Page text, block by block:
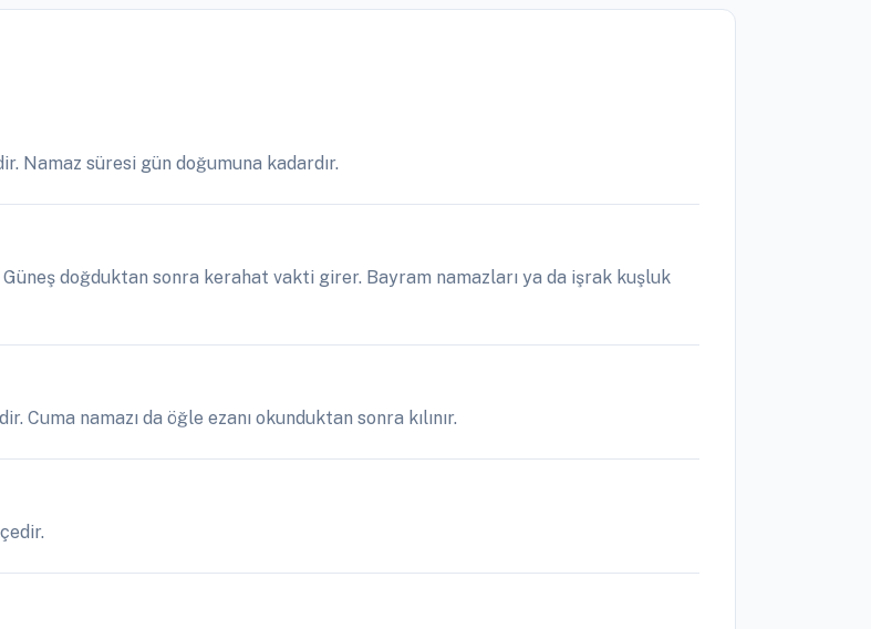
Namaz süresi gün doğumuna kadardır.
doğduktan sonra kerahat vakti girer. Bayram namazları ya da işrak kuşluk
namazı da öğle ezanı okunduktan sonra kılınır.